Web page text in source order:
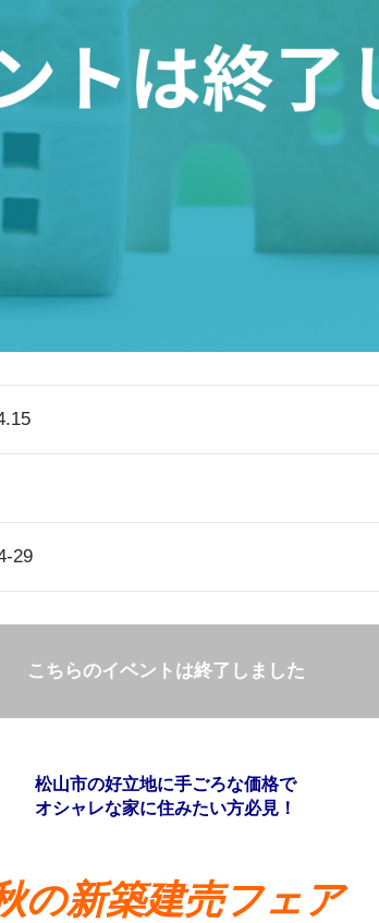
29
こちらのイベントは終了しました
松山市の好立地に手ごろな価格で
オシャレな家に住みたい方必見！
の新築建売フェア